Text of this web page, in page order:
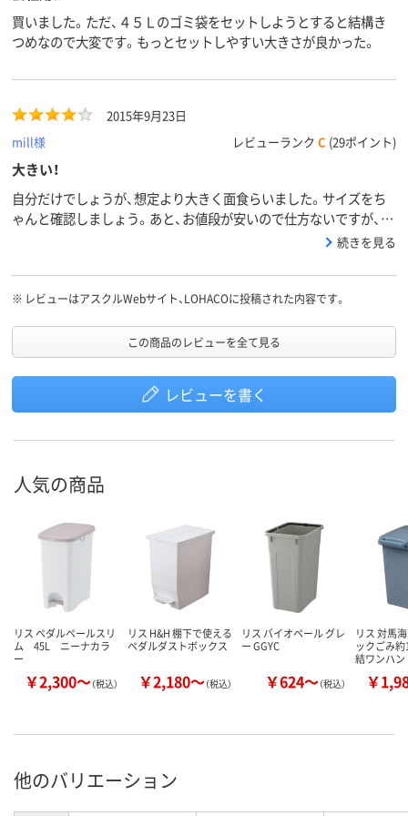
買いました。ただ、４５Ｌのゴミ袋をセットしようとすると結構き
つめなので大変です。もっとセットしやすい大きさが良かった。
2015年9月23日
mill様
レビューランク C (29ポイント)
大きい！
自分だけでしょうが、想定より大きく面食らいました。サイズをち
ゃんと確認しましょう。あと、お値段が安いので仕方ないですが、袋
を固定する仕組みや、ふたを固定する仕組みがないのがマイナスで
続きを見る
※ レビューはアスクルWebサイト、LOHACOに投稿された内容です。
この商品のレビューを全て見る
レビューを書く
人気の商品
リス ペダルペールスリ
ム 45L ニーナカラ
ー
￥2,300～（税込）
リス H&H 棚下で使える
ペダルダストボックス
￥2,180～（税込）
リス バイオペール グレ
ー GGYC
￥624～（税込）
リス 対馬
ックごみ
結ワンハ
￥
他のバリエーション